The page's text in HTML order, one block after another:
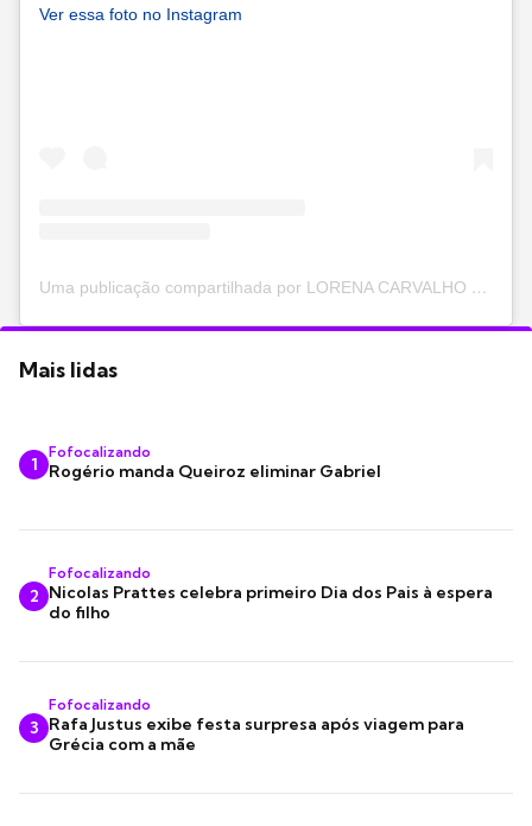
Ver essa foto no Instagram
Uma publicação compartilhada por LORENA CARVALHO (@lorenacarvalhod)
Mais lidas
1
Fofocalizando
Rogério manda Queiroz eliminar Gabriel
2
Fofocalizando
Nicolas Prattes celebra primeiro Dia dos Pais à espera
do filho
3
Fofocalizando
Rafa Justus exibe festa surpresa após viagem para
Grécia com a mãe